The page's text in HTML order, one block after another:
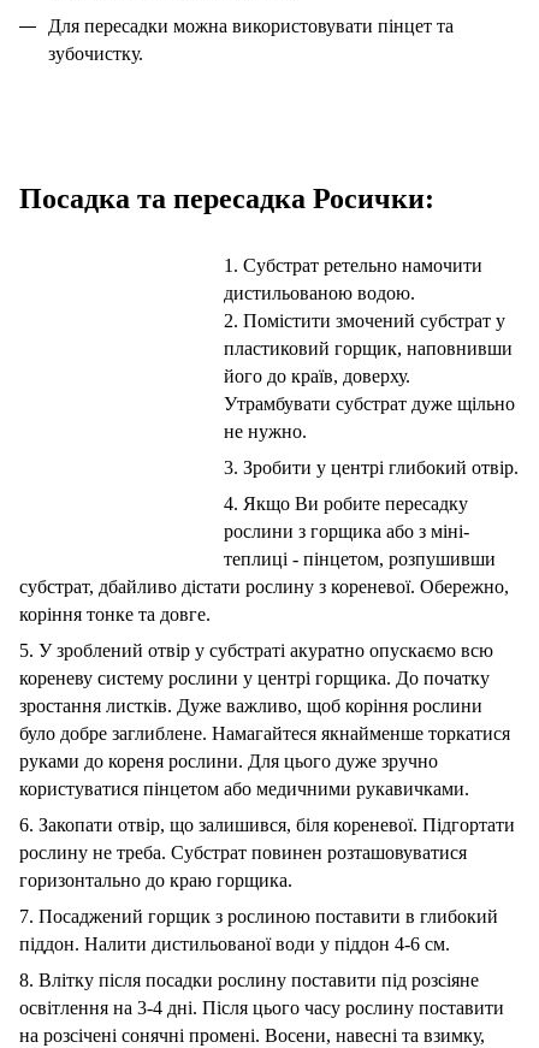
Для пересадки можна використовувати пінцет та
зубочистку.
Посадка та пересадка Росички:
1. Субстрат ретельно намочити
дистильованою водою.
2. Помістити змочений субстрат у
пластиковий горщик, наповнивши
його до країв, доверху.
Утрамбувати субстрат дуже щільно
не нужно.
3. Зробити у центрі глибокий отвір.
4. Якщо Ви робите пересадку
рослини з горщика або з міні-
теплиці - пінцетом, розпушивши
субстрат, дбайливо дістати рослину з кореневої. Обережно,
коріння тонке та довге.
5. У зроблений отвір у субстраті акуратно опускаємо всю
кореневу систему рослини у центрі горщика. До початку
зростання листків. Дуже важливо, щоб коріння рослини
було добре заглиблене. Намагайтеся якнайменше торкатися
руками до кореня рослини. Для цього дуже зручно
користуватися пінцетом або медичними рукавичками.
6. Закопати отвір, що залишився, біля кореневої. Підгортати
рослину не треба. Субстрат повинен розташовуватися
горизонтально до краю горщика.
7. Посаджений горщик з рослиною поставити в глибокий
піддон. Налити дистильованої води у піддон 4-6 см.
8. Влітку після посадки рослину поставити під розсіяне
освітлення на 3-4 дні. Після цього часу рослину поставити
на розсічені сонячні промені. Восени, навесні та взимку,